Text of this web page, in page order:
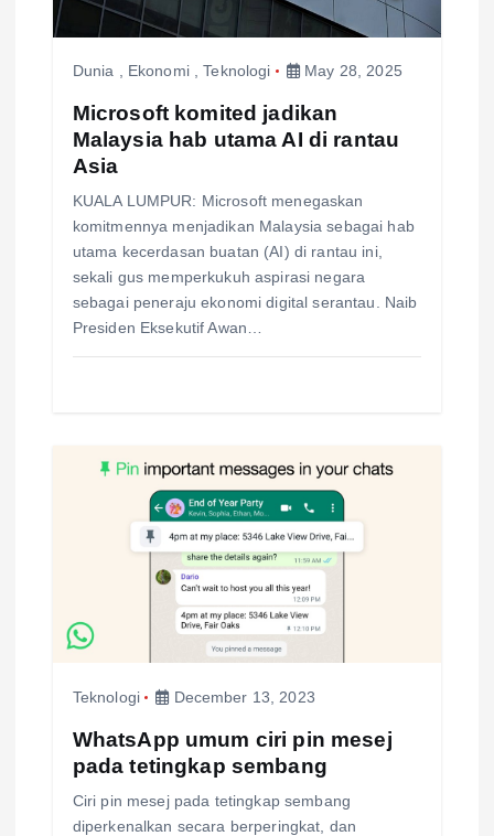
Dunia Ekonomi,Teknologi May 28, 2025
Microsoft komited jadikan
Malaysia hab utama AI di rantau
Asia
KUALA LUMPUR: Microsoft menegaskan
komitmennya menjadikan Malaysia sebagai hab
utama kecerdasan buatan (AI) di rantau ini,
sekali gus memperkukuh aspirasi negara
sebagai peneraju ekonomi digital serantau. Naib
Presiden Eksekutif Awan…
Teknologi December 13, 2023
WhatsApp umum ciri pin mesej
pada tetingkap sembang
Ciri pin mesej pada tetingkap sembang
diperkenalkan secara berperingkat, dan